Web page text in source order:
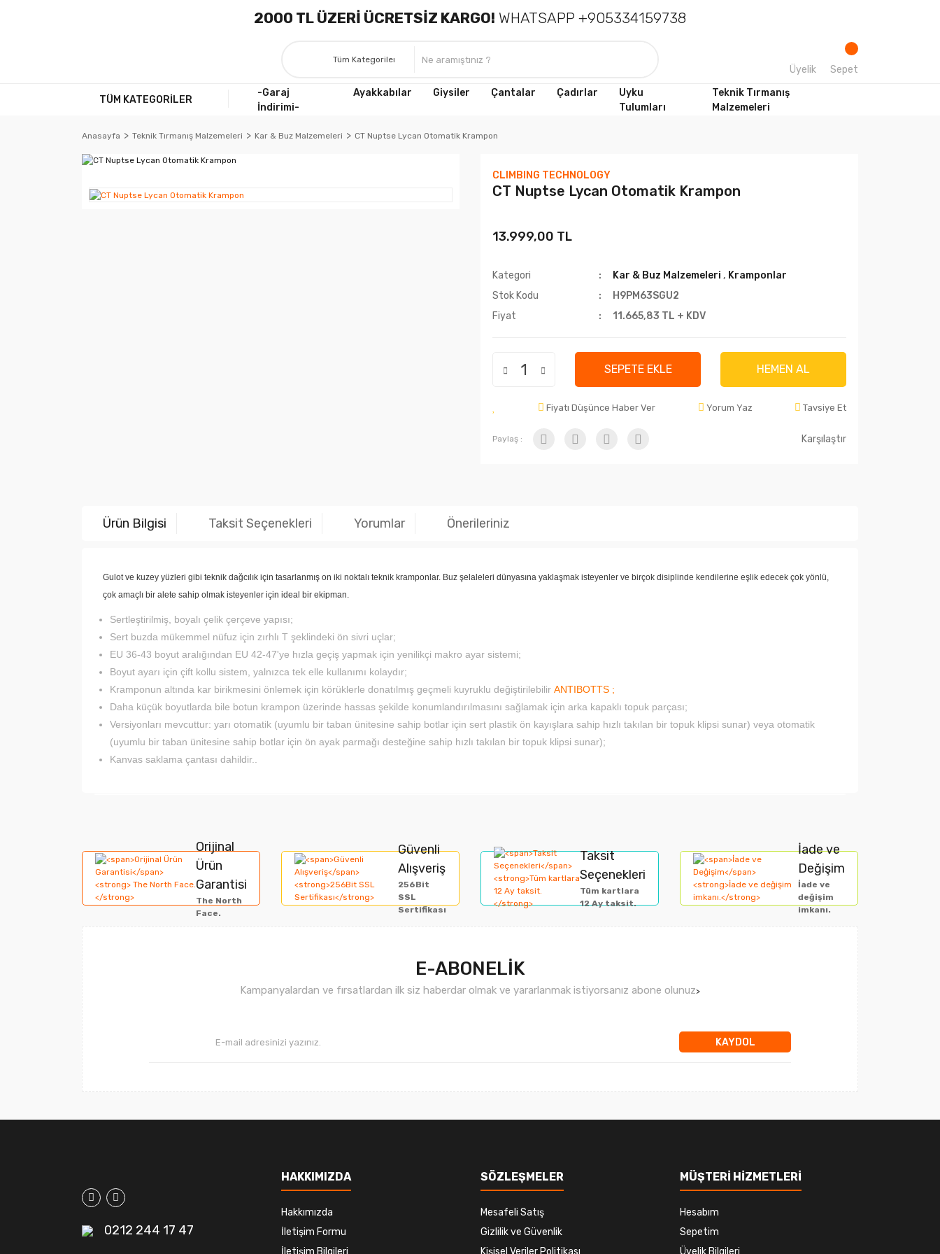
2000 TL ÜZERİ ÜCRETSİZ KARGO! WHATSAPP +905334159738
Üyelik Sepet
TÜM KATEGORİLER
-Garaj
İndirimi-
Ayakkabılar Giysiler Çantalar Çadırlar
Uyku
Tulumları
Teknik Tırmanış
Malzemeleri
Anasayfa Teknik Tırmanış Malzemeleri Kar & Buz Malzemeleri CT Nuptse Lycan Otomatik Krampon
CLIMBING TECHNOLOGY
CT Nuptse Lycan Otomatik Krampon
13.999,00 TL
Kategori Kar & Buz Malzemeleri , Kramponlar
Stok Kodu
H9PM63SGU2
Fiyat
11.665,83 TL + KDV
SEPETE EKLE HEMEN AL
Fiyatı Düşünce Haber Ver Yorum Yaz Tavsiye Et
Paylaş : Karşılaştır
Ürün Bilgisi Taksit Seçenekleri Yorumlar Önerileriniz
Gulot ve kuzey yüzleri gibi teknik dağcılık için tasarlanmış on iki noktalı teknik kramponlar. Buz şelaleleri dünyasına yaklaşmak isteyenler ve birçok disiplinde kendilerine eşlik edecek çok yönlü,
çok amaçlı bir alete sahip olmak isteyenler için ideal bir ekipman.
Sertleştirilmiş, boyalı çelik çerçeve yapısı;
Sert buzda mükemmel nüfuz için zırhlı T şeklindeki ön sivri uçlar;
EU 36‑43 boyut aralığından EU 42‑47'ye hızla geçiş yapmak için yenilikçi makro ayar sistemi;
Boyut ayarı için çift kollu sistem, yalnızca tek elle kullanımı kolaydır;
Kramponun altında kar birikmesini önlemek için körüklerle donatılmış geçmeli kuyruklu değiştirilebilir ANTIBOTTS ;
Daha küçük boyutlarda bile botun krampon üzerinde hassas şekilde konumlandırılmasını sağlamak için arka kapaklı topuk parçası;
Versiyonları mevcuttur: yarı otomatik (uyumlu bir taban ünitesine sahip botlar için sert plastik ön kayışlara sahip hızlı takılan bir topuk klipsi sunar) veya otomatik
(uyumlu bir taban ünitesine sahip botlar için ön ayak parmağı desteğine sahip hızlı takılan bir topuk klipsi sunar);
Kanvas saklama çantası dahildir.
Bu ürüne ilk yorumu siz yapın!
Görüş ve önerileriniz için teşekkür ederiz.
Ürün resmi kalitesiz, bozuk veya görüntülenemiyor.
Ürün açıklamasında eksik bilgiler bulunuyor.
Orijinal
Ürün
Garantisi
The North
Face.
Güvenli
Alışveriş
256Bit
SSL
Sertifikası
Taksit
Seçenekleri
Tüm kartlara
12 Ay taksit.
İade ve
Değişim
İade ve
değişim
imkanı.
E-ABONELİK
Kampanyalardan ve fırsatlardan ilk siz haberdar olmak ve yararlanmak istiyorsanız abone olunuz>
KAYDOL
0212 244 17 47
HAKKIMIZDA
Hakkımızda
İletişim Formu
İletişim Bilgileri
SÖZLEŞMELER
Mesafeli Satış
Gizlilik ve Güvenlik
Kişisel Veriler Politikası
MÜŞTERİ HİZMETLERİ
Hesabım
Sepetim
Üyelik Bilgileri